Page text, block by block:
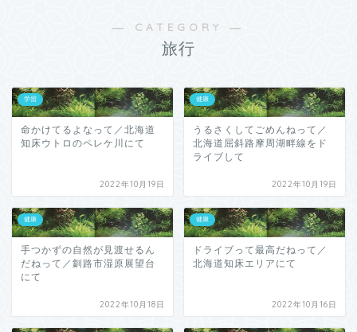
― CATEGORY ―
旅行
学習
命かけてるよなって／北海道
知床ウトロのペレケ川にて
2022年10月19日
健康
うるさくしてごめんねって／
北海道屈斜路摩周湖畔線をド
ライブして
2022年10月19日
健康
手つかずの自然が見渡せるん
だねって／釧路市湿原展望台
にて
2022年10月18日
健康
ドライブって最高だねって／
北海道知床エリアにて
2022年10月16日